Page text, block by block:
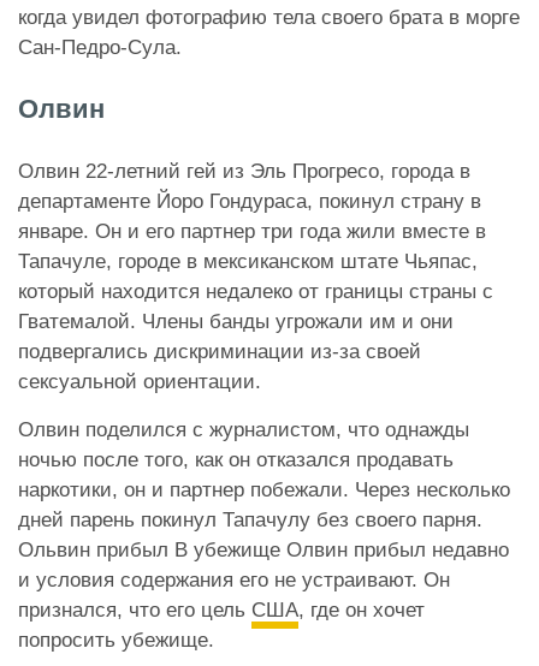
когда увидел фотографию тела своего брата в морге
Сан-Педро-Сула.
Олвин
Олвин 22-летний гей из Эль Прогресо, города в
департаменте Йоро Гондураса, покинул страну в
январе. Он и его партнер три года жили вместе в
Тапачуле, городе в мексиканском штате Чьяпас,
который находится недалеко от границы страны с
Гватемалой. Члены банды угрожали им и они
подвергались дискриминации из-за своей
сексуальной ориентации.
Олвин поделился с журналистом, что однажды
ночью после того, как он отказался продавать
наркотики, он и партнер побежали. Через несколько
дней парень покинул Тапачулу без своего парня.
Ольвин прибыл В убежище Олвин прибыл недавно
и условия содержания его не устраивают. Он
признался, что его цель США, где он хочет
попросить убежище.